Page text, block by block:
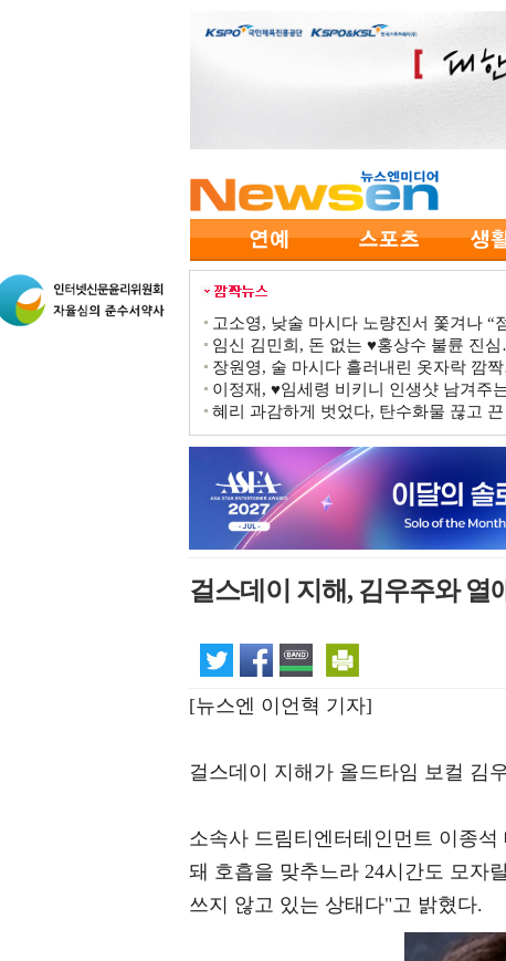
고소영, 낮술 마시다 노량진서 쫓겨나 “
임신 김민희, 돈 없는 ♥홍상수 불륜 진
장원영, 술 마시다 흘러내린 옷자락 깜
이정재, ♥임세령 비키니 인생샷 남겨주
혜리 과감하게 벗었다, 탄수화물 끊고 끈
걸스데이 지해, 김우주와 열
[뉴스엔 이언혁 기자]
걸스데이 지해가 올드타임 보컬 김
소속사 드림티엔터테인먼트 이종
돼 호흡을 맞추느라 24시간도 모자
쓰지 않고 있는 상태다"고 밝혔다.